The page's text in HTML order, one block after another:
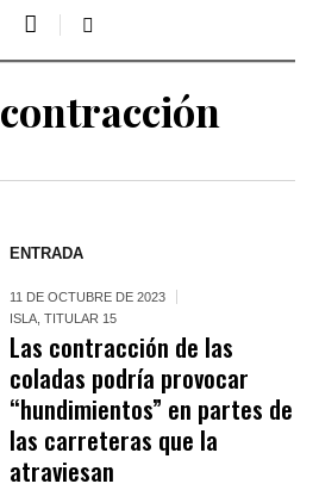
contracción
ENTRADA
11 DE OCTUBRE DE 2023
ISLA ,TITULAR 15
Las contracción de las
coladas podría provocar
“hundimientos” en partes de
las carreteras que la
atraviesan